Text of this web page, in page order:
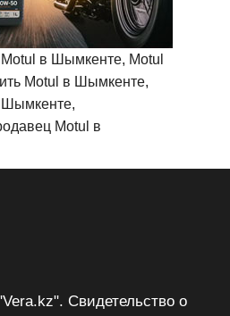
в Шымкенте, Motul
Motul в Шымкенте,
Motul в
Свидетельство о